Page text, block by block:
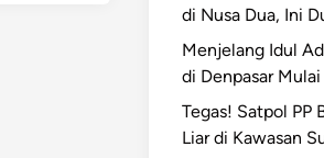
di Nusa Dua, Ini
Menjelang Idul
di Denpasar
Tegas! Satpol PP
Liar di Kawasan